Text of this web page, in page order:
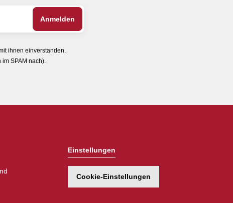
ihnen einverstanden.
SPAM nach).
Einstellungen
Cookie-Einstellungen